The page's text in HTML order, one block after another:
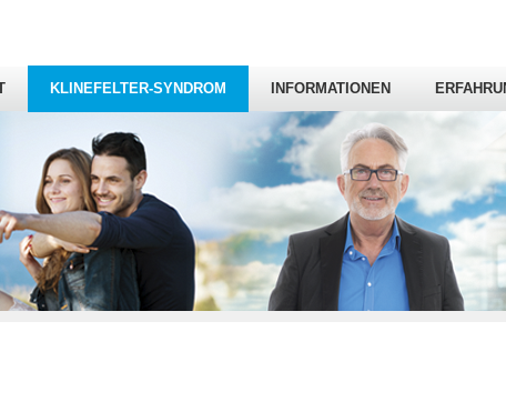
KLINEFELTER-SYNDROM INFORMATIONEN